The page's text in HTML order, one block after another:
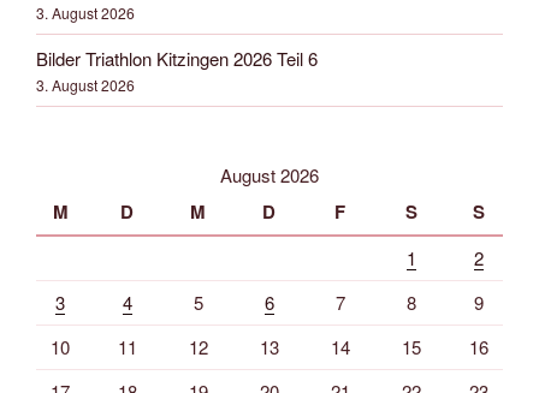
3. August 2026
Bilder Triathlon Kitzingen 2026 Teil 6
3. August 2026
August 2026
M D M D F S S
1
2
3
4 5 6 7 8
9
10
11 12 13 14 15
16